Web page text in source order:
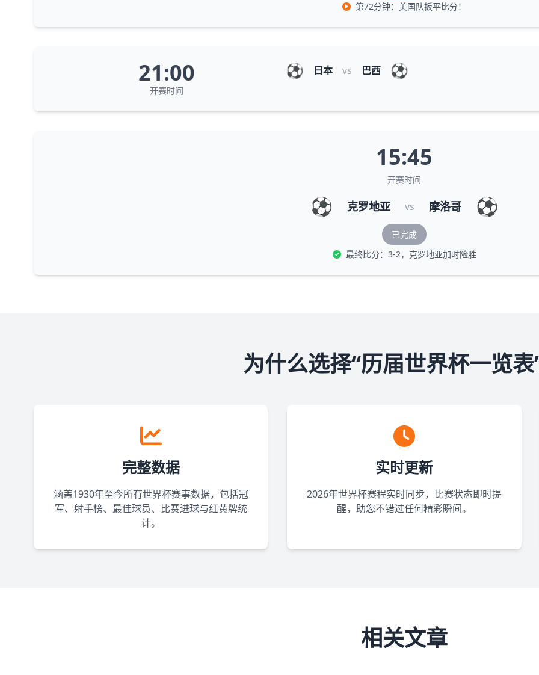
第72分钟：美国队扳平比分！
21:00
开赛时间
⚽ 日本 vs 巴西 ⚽
15:45
开赛时间
⚽ 克罗地亚 vs 摩洛哥 ⚽
已完成
最终比分：3-2，克罗地亚加时险胜
为什么选择“历届世界杯一览表
完整数据
涵盖1930年至今所有世界杯赛事数据，包括冠
军、射手榜、最佳球员、比赛进球与红黄牌统
计。
实时更新
2026年世界杯赛程实时同步，比赛状态即时提
醒，助您不错过任何精彩瞬间。
相关文章